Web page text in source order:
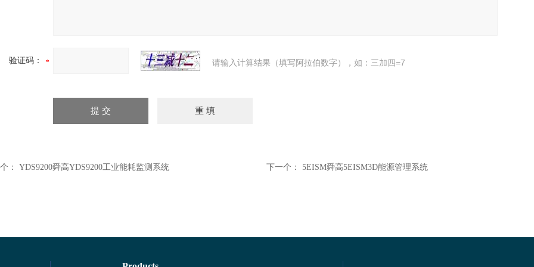
验证码： 请输入计算结果（填写阿拉伯数字），如：三加四=7
： YDS9200舜高YDS9200工业能耗监测系统 下一个： 5EISM舜高5EISM3D能源管理系统